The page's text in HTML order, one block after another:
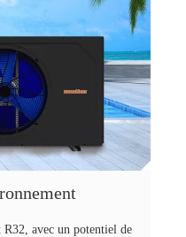
avec un potentiel de